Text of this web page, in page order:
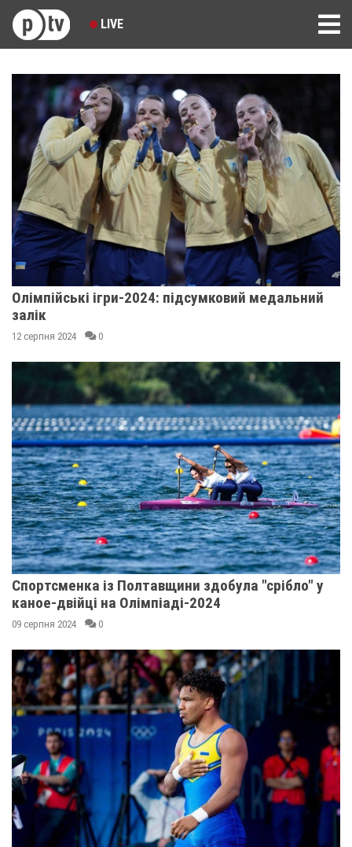
LIVE
Олімпійські ігри-2024: підсумковий медальний
залік
12 серпня 2024 0
Спортсменка із Полтавщини здобула "срібло" у
каное-двійці на Олімпіаді-2024
09 серпня 2024 0